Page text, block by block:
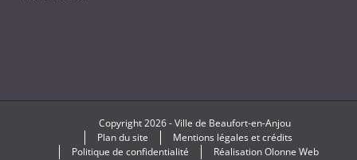
Copyright2026 -Ville de Beaufort-en-Anjou
Plan du site
Mentions légales et crédits
Politique de confidentialité
RéalisationOlonne Web